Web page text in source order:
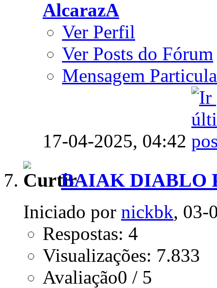
AlcarazA
Ver Perfil
Ver Posts do Fórum
Mensagem
17-04-2025, 04:42
BAIAK DIABLO
Iniciado por nickbk, 03-
Respostas: 4
Visualizações: 7.833
Avaliação0 / 5